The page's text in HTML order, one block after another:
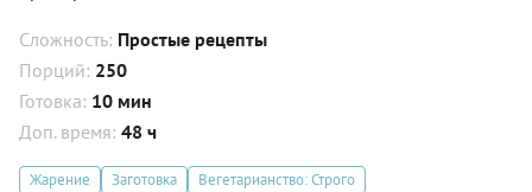
Сложность: Простые рецепты
Порций: 250
Готовка: 10 мин
Доп. время: 48 ч
Жарение Заготовка Вегетарианство: Строго